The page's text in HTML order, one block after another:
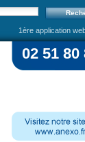
1ère application
02 51 80